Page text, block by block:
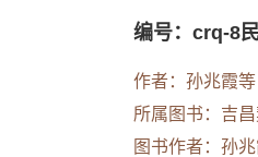
编号：crq-8
作者： 孙兆霞等
所属图书： 吉
图书作者： 孙